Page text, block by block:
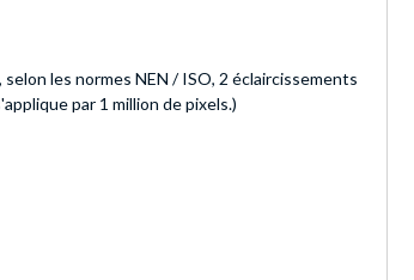
les normes NEN / ISO, 2 éclaircissements
par 1 million de pixels.)